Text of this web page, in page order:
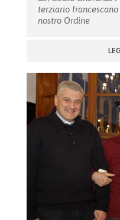
terziario francescano
nostro Ordine